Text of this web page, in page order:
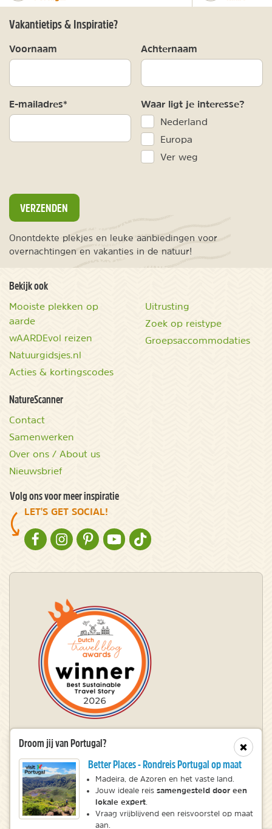
Vakantietips & Inspiratie?
Voornaam Achternaam
E-mailadres* Waar ligt je interesse?
Nederland
Europa
Ver weg
VERZENDEN
Onontdekte plekjes en leuke aanbiedingen voor
overnachtingen en vakanties in de natuur!
Bekijk ook
Mooiste plekken op
aarde
wAARDEvol reizen
Natuurgidsjes.nl
Acties & kortingscodes
Uitrusting
Zoek op reistype
Groepsaccommodaties
NatureScanner
Contact
Samenwerken
Over ons / About us
Nieuwsbrief
Volg ons voor meer inspiratie
LET'S GET SOCIAL!
NATURESCANNER OP FACEBOOK
NATURESCANNER OP INSTAGRAM
NATURESCANNER OP PINTEREST
NATURESCANNER OP YOUTUBE
NATURESCANNER OP TIKTOK
Winnaar Dutch Travel Blog Awards
© 2010 – 2026 NatureScanner.nl
Veelgestelde vragen
Sluit
Droom jij van Portugal?
Better Places - Rondreis Portugal op maat
Madeira, de Azoren en het vaste land.
Jouw ideale reis samengesteld door een
lokale expert
Vraag vrijblijvend een reisvoorstel op maat
aan.